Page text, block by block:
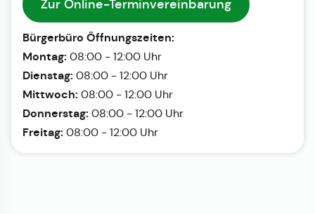
Zur Online-Terminvereinbarung
Bürgerbüro Öffnungszeiten:
Montag: 08:00 - 12:00 Uhr
Dienstag: 08:00 - 12:00 Uhr
Mittwoch: 08:00 - 12:00 Uhr
Donnerstag: 08:00 - 12:00 Uhr
Freitag: 08:00 - 12:00 Uhr